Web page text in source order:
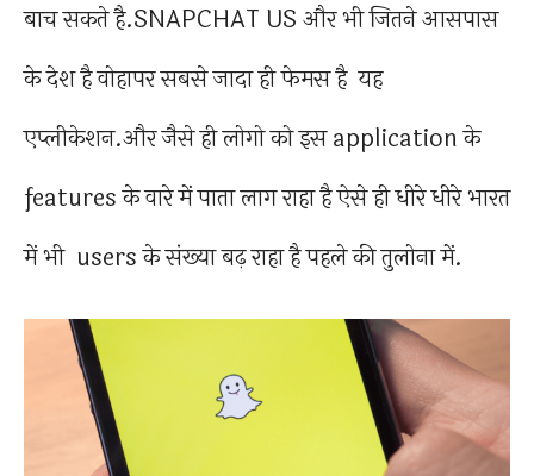
बाच सकते है.SNAPCHAT US और भी जितने आसपास
के देश है वोहापर सबसे जादा ही फेमस है यह
एप्लीकेशन.और जैसे ही लोगो को इस application के
features के वारे में पाता लाग राहा है ऐसे ही धीरे धीरे भारत
में भी users के संख्या बढ़ राहा है पहले की तुलोना में.